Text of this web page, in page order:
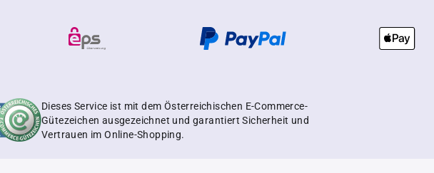
Dieses Service ist mit dem Österreichischen E-Commerce-
Gütezeichen ausgezeichnet und garantiert Sicherheit und
Vertrauen im Online-Shopping.